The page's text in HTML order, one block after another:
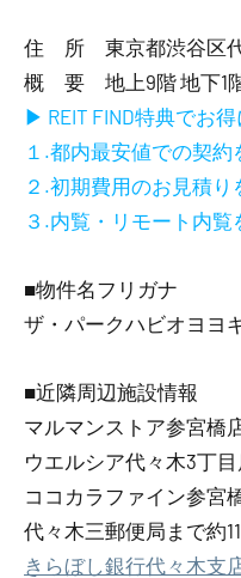
住 所 東京都渋谷区代
概 要 地上9階 地下1
▶ REIT FIND特典でお
１.都内最安値での契約
２.初期費用のお見積り
３.内覧・リモート内覧
■物件名フリガナ
ザ・パークハビオヨヨ
■近隣周辺施設情報
マルマンストア参宮橋
ウエルシア代々木3丁
ココカラファイン参宮
代々木三郵便局まで約
きらぼし銀行代々木支